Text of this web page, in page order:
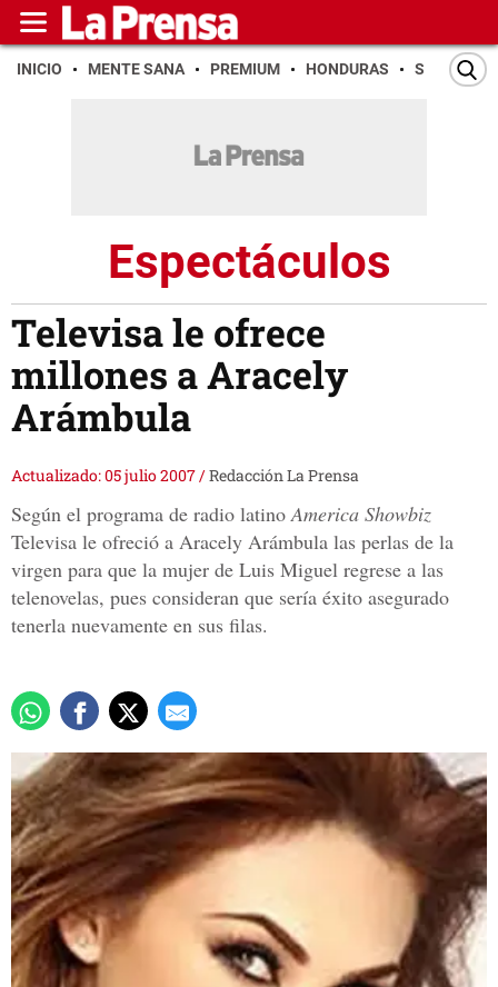
INICIO MENTE SANA PREMIUM HONDURAS SAN PEDRO
Espectáculos
Televisa le ofrece
millones a Aracely
Arámbula
Actualizado: 05 julio 2007/Redacción La Prensa
Según el programa de radio latinoAmerica Showbiz
Televisa le ofreció a Aracely Arámbula las perlas de la
virgen para que la mujer de Luis Miguel regrese a las
telenovelas, pues consideran que sería éxito asegurado
tenerla nuevamente en sus filas.